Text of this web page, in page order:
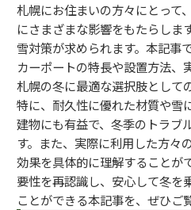
札幌にお住まいの方々にとって
にさまざまな影響をもたらしま
雪対策が求められます。本記事
カーポートの特長や設置方法、
札幌の冬に最適な選択肢として
特に、耐久性に優れた材質や雪
建物にも有益で、冬季のトラブ
す。また、実際に利用した方々
効果を具体的に理解することが
要性を再認識し、安心して冬を
ことができる本記事を、ぜひご